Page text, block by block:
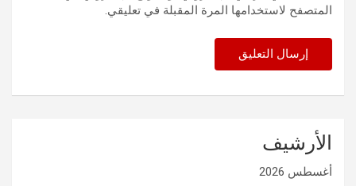
المتصفح لاستخدامها المرة المقبلة في تعليقي.
الأرشيف
أغسطس 2026